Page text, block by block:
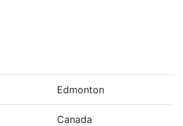
Edmonton
Canada